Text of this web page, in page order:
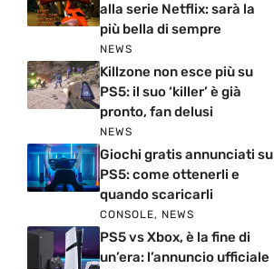
alla serie Netflix: sarà la
più bella di sempre
NEWS
Killzone non esce più su
PS5: il suo ‘killer’ è già
pronto, fan delusi
NEWS
Giochi gratis annunciati su
PS5: come ottenerli e
quando scaricarli
CONSOLE, NEWS
PS5 vs Xbox, è la fine di
un’era: l’annuncio ufficiale